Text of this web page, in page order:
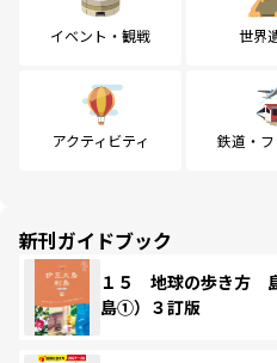
イベント・観戦 世界
アクティビティ 鉄道・
新刊ガイドブック
１５ 地球の歩き方
島①）３訂版